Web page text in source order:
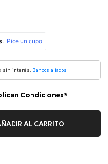
sin interés. Bancos aliados
Condiciones*
AL CARRITO